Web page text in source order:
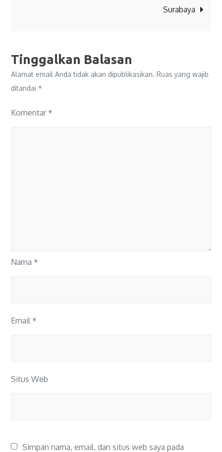
Surabaya
Tinggalkan Balasan
Alamat email Anda tidak akan dipublikasikan. Ruas yang wajib
ditandai*
Komentar *
Nama *
Email *
Situs Web
Simpan nama, email, dan situs web saya pada